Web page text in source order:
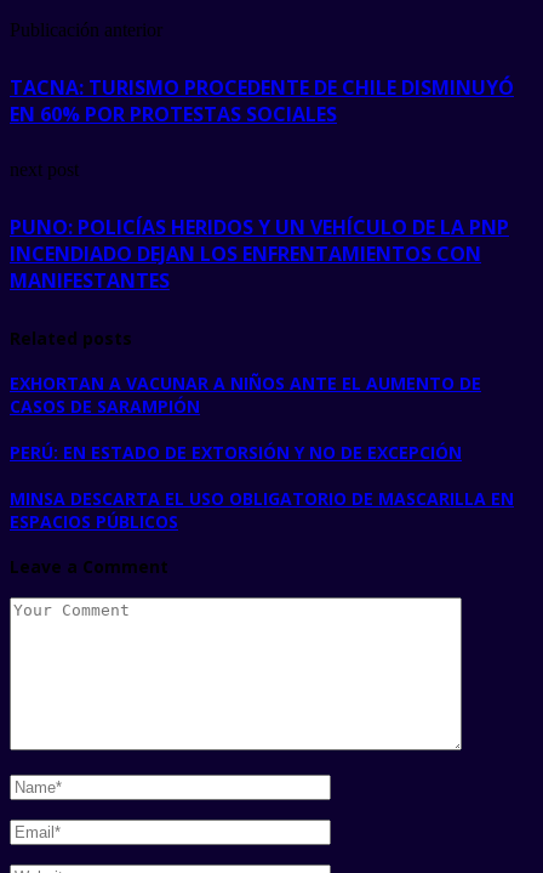
Publicación anterior
TACNA: TURISMO PROCEDENTE DE CHILE DISMINUYÓ
EN 60% POR PROTESTAS SOCIALES
next post
PUNO: POLICÍAS HERIDOS Y UN VEHÍCULO DE LA PNP
INCENDIADO DEJAN LOS ENFRENTAMIENTOS CON
MANIFESTANTES
Related posts
EXHORTAN A VACUNAR A NIÑOS ANTE EL AUMENTO DE
CASOS DE SARAMPIÓN
PERÚ: EN ESTADO DE EXTORSIÓN Y NO DE EXCEPCIÓN
MINSA DESCARTA EL USO OBLIGATORIO DE MASCARILLA EN
ESPACIOS PÚBLICOS
Leave a Comment